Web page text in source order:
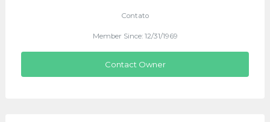
Contato
Member Since: 12/31/1969
Contact Owner